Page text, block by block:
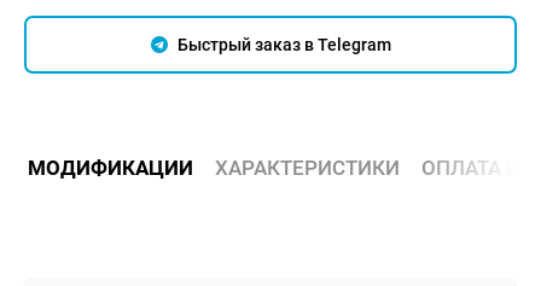
Быстрый заказ в Telegram
МОДИФИКАЦИИ ХАРАКТЕРИСТИКИ ОПЛАТА И